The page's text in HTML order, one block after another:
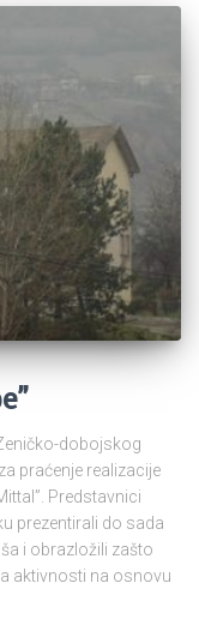
dobojskog
praćenje realizacije
Predstavnici
prezentirali do sada
i obrazložili zašto
aktivnosti na osnovu